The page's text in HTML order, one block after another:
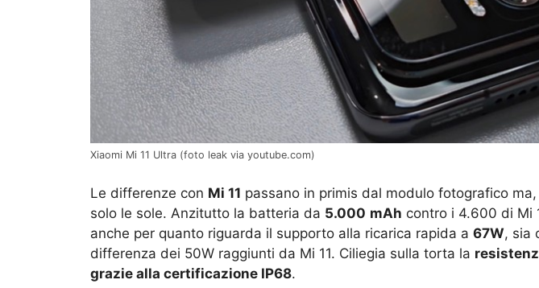
Xiaomi Mi 11 Ultra (foto leak via youtube.com)
Le differenze con Mi 11 passano in primis dal modulo fotografico
solo le sole. Anzitutto la batteria da 5.000 mAh contro i 4.600 di Mi
anche per quanto riguarda il supporto alla ricarica rapida a 67W, sia
differenza dei 50W raggiunti da Mi 11. Ciliegia sulla torta la
grazie alla certificazione IP68.